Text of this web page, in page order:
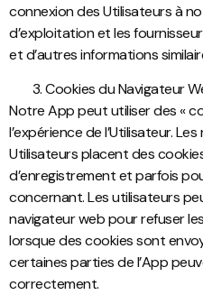
connexion des Utilisateurs à
d’exploitation et les
et d’autres informations
Cookies du Navigateur
Notre App peut utiliser des «
l’expérience de l’Utilisateur.
Utilisateurs placent des
d’enregistrement et parfois
concernant. Les utilisateurs
navigateur web pour refuser
lorsque des cookies sont
certaines parties de l’App
correctement.